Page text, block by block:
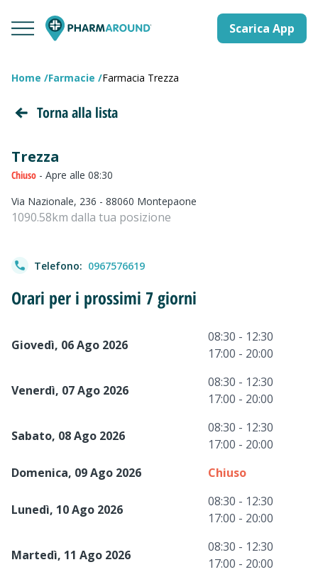
Scarica App
Home Farmacie Farmacia Trezza
Torna alla lista
Trezza
Chiuso - Apre alle 08:30
Via Nazionale, 236 - 88060 Montepaone
1090.58km dalla tua posizione
Telefono: 0967576619
Orari per i prossimi 7 giorni
Giovedì, 06 Ago 2026
08:30 - 12:30
17:00 - 20:00
Venerdì, 07 Ago 2026
08:30 - 12:30
17:00 - 20:00
Sabato, 08 Ago 2026
08:30 - 12:30
17:00 - 20:00
Domenica, 09 Ago 2026
Chiuso
Lunedì, 10 Ago 2026
08:30 - 12:30
17:00 - 20:00
Martedì, 11 Ago 2026
08:30 - 12:30
17:00 - 20:00